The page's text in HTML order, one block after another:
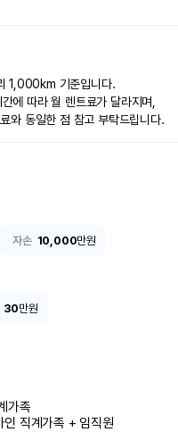
1,000km 기준입니다.
에 따라 월 렌트료가 달라지며,
와 동일한 점 참고 부탁드립니다.
자손 10,000만원
30만원
가족
인 직계가족 + 임직원